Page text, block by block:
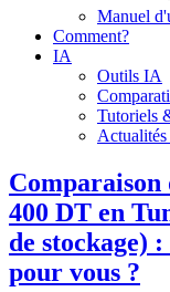
Manuel
Comment?
IA
Outils IA
Tutoriels
Comparaison
400 DT en
de stockage)
pour vous ?